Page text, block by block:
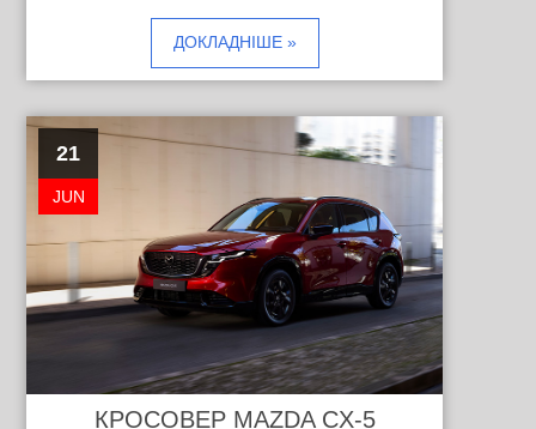
ДОКЛАДНІШЕ »
21
JUN
КРОСОВЕР MAZDA CX-5